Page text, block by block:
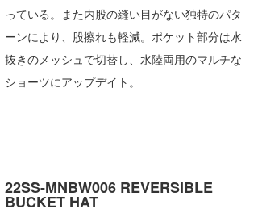
っている。また内股の縫い目がない独特のパタ
ーンにより、股擦れも軽減。ポケット部分は水
抜きのメッシュで切替し、水陸両用のマルチな
ショーツにアップデイト。
22SS-MNBW006 REVERSIBLE
BUCKET HAT